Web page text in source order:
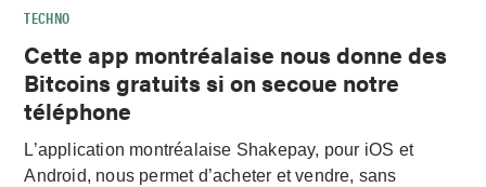
TECHNO
Cette app montréalaise nous donne des
Bitcoins gratuits si on secoue notre
téléphone
L’application montréalaise Shakepay, pour iOS et
Android, nous permet d’acheter et vendre, sans